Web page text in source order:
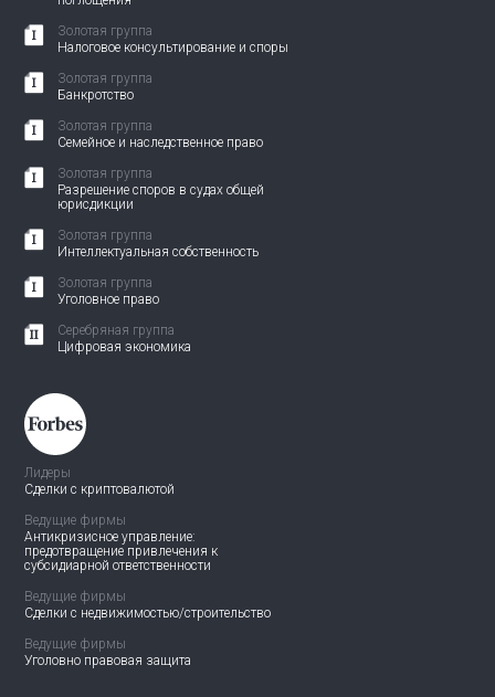
Золотая группа
Налоговое консультирование и споры
Золотая группа
Банкротство
Золотая группа
Семейное и наследственное право
Золотая группа
Разрешение споров в судах общей
юрисдикции
Золотая группа
Интеллектуальная собственность
Золотая группа
Уголовное право
Серебряная группа
Цифровая экономика
Лидеры
Сделки с криптовалютой
Ведущие фирмы
Антикризисное управление:
предотвращение привлечения к
субсидиарной ответственности
Ведущие фирмы
Сделки с недвижимостью/строительство
Ведущие фирмы
Уголовно правовая защита